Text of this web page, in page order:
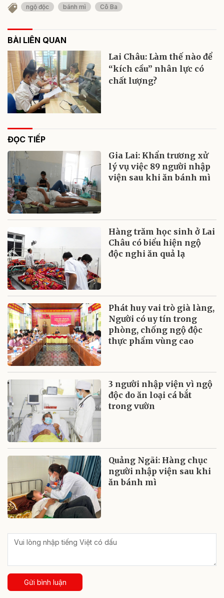
ngộ độc bánh mì Cô Ba
BÀI LIÊN QUAN
Lai Châu: Làm thế nào để
“kích cầu” nhân lực có
chất lượng?
ĐỌC TIẾP
Gia Lai: Khẩn trương xử
lý vụ việc 89 người nhập
viện sau khi ăn bánh mì
Hàng trăm học sinh ở Lai
Châu có biểu hiện ngộ
độc nghi ăn quả lạ
Phát huy vai trò già làng,
Người có uy tín trong
phòng, chống ngộ độc
thực phẩm vùng cao
3 người nhập viện vì ngộ
độc do ăn loại cá bắt
trong vườn
Quảng Ngãi: Hàng chục
người nhập viện sau khi
ăn bánh mì
Gửi bình luận